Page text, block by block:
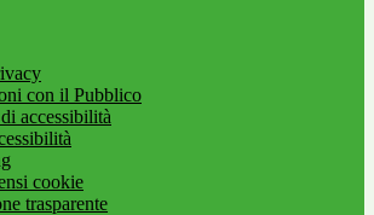
con il Pubblico
accessibilità
cookie
trasparente